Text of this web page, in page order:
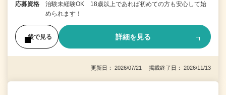
応募資格
治験未経験OK 18歳以上であれば初めての方も安心して始
められます！
後で見る 詳細を見る
更新日： 2026/07/21 掲載終了日： 2026/11/13